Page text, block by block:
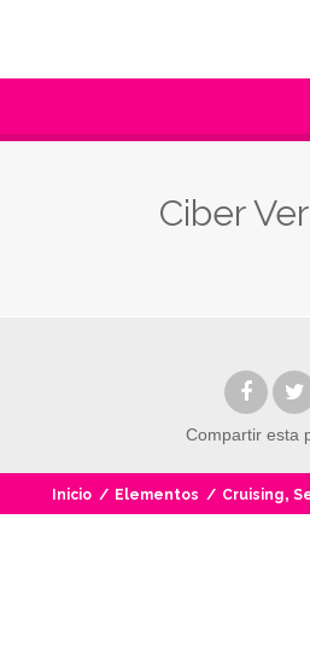
Ciber
Compartir esta
Inicio / Elementos / Cruising,